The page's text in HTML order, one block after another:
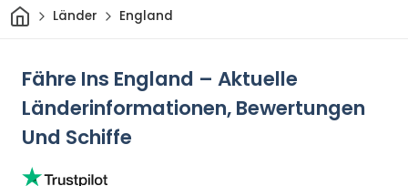
HeimLänder England
Fähre Ins England – Aktuelle
Länderinformationen, Bewertungen
Und Schiffe